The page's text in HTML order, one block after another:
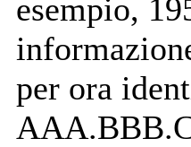
esempio,
per ora